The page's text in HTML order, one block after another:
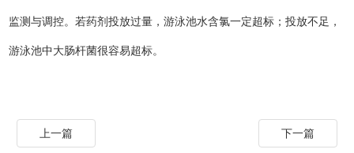
监测与调控。若药剂投放过量，游泳池水含氯一定超标；投放不足，
游泳池中大肠杆菌很容易超标。
上一篇 下一篇